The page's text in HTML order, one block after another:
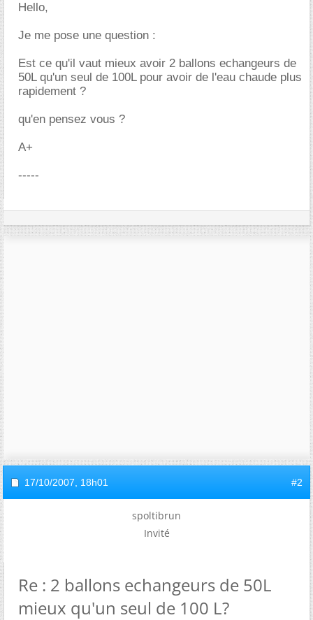
Hello,
Je me pose une question :
Est ce qu'il vaut mieux avoir 2 ballons echangeurs de
50L qu'un seul de 100L pour avoir de l'eau chaude plus
rapidement ?
qu'en pensez vous ?
A+
-----
17/10/2007, 18h01 #2
spoltibrun
Invité
Re : 2 ballons echangeurs de 50L
mieux qu'un seul de 100 L?